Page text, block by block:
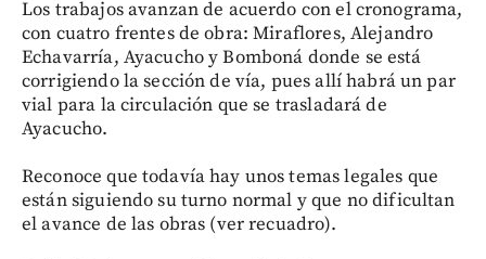
Los trabajos avanzan de acuerdo con el cronograma,
con cuatro frentes de obra: Miraflores, Alejandro
Echavarría, Ayacucho y Bomboná donde se está
corrigiendo la sección de vía, pues allí habrá un par
vial para la circulación que se trasladará de
Ayacucho.
Reconoce que todavía hay unos temas legales que
están siguiendo su turno normal y que no dificultan
el avance de las obras (ver recuadro).